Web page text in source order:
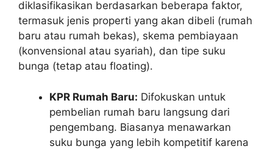
diklasifikasikan berdasarkan beberapa faktor,
termasuk jenis properti yang akan dibeli (rumah
baru atau rumah bekas), skema pembiayaan
(konvensional atau syariah), dan tipe suku
bunga (tetap atau floating).
KPR Rumah Baru: Difokuskan untuk
pembelian rumah baru langsung dari
pengembang. Biasanya menawarkan
suku bunga yang lebih kompetitif karena